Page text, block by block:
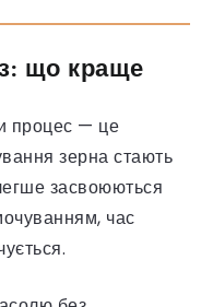
що краще
процес — це
зерна стають
засвоюються
час